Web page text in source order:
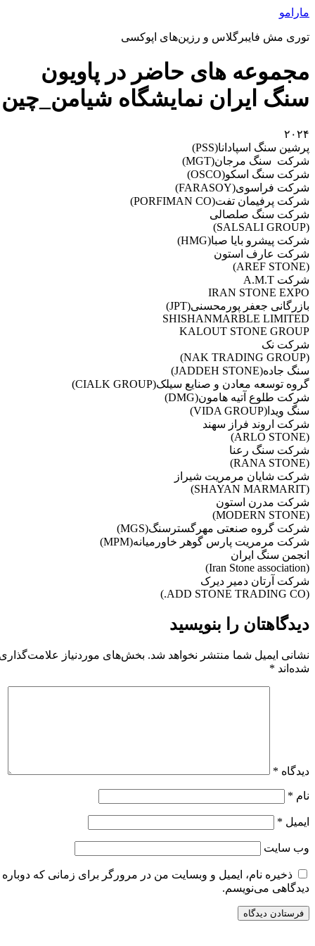
پرش
محتوا
مارامو
توری مش فایبرگلاس و رزین‌های اپوکسی
مجموعه های حاضر در پاویون
سنگ ایران نمایشگاه شیامن_چین
۲۰۲۴
پرشين سنگ اسپادانا(PSS)
شرکت سنگ مرجان(MGT)
شرکت سنگ اسکو(OSCO)
شرکت فراسوی(FARASOY)
شرکت پرفيمان تفت(PORFIMAN CO)
شرکت سنگ صلصالی
شرکت پيشرو بايا صبا(HMG)
شرکت عارف استون
شرکت A.M.T
IRAN STONE EXPO
بازرگانی جعفر پورمحسنی(JPT)
SHISHANMARBLE LIMITED
KALOUT STONE GROUP
شرکت نک
سنگ جاده(JADDEH STONE)
گروه توسعه معادن و صنايع سيلک(CIALK GROUP)
شرکت طلوع آتيه هامون(DMG)
سنگ ويدا(VIDA GROUP)
شرکت اروند فراز سهند
شرکت سنگ رعنا
شرکت شايان مرمريت شيراز
شرکت مدرن استون
شرکت گروه صنعتی مهرگسترسنگ(MGS)
شرکت مرمريت پارس گوهر خاورميانه(MPM)
انجمن سنگ ایران
شرکت آرتان دمير ديرک
دیدگاهتان را بنویسید
نشانی ایمیل شما منتشر نخواهد شد. بخش‌های موردنیاز علامت‌گذاری
شده‌اند*
دیدگاه*
نام*
ایمیل *
وب‌ سایت
ذخیره نام، ایمیل و وبسایت من در مرورگر برای زمانی که دوباره
دیدگاهی می‌نویسم.